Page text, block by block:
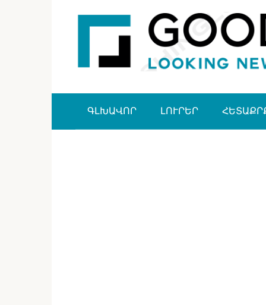
ԳԼԽԱՎՈՐ ԼՈՒՐԵՐ